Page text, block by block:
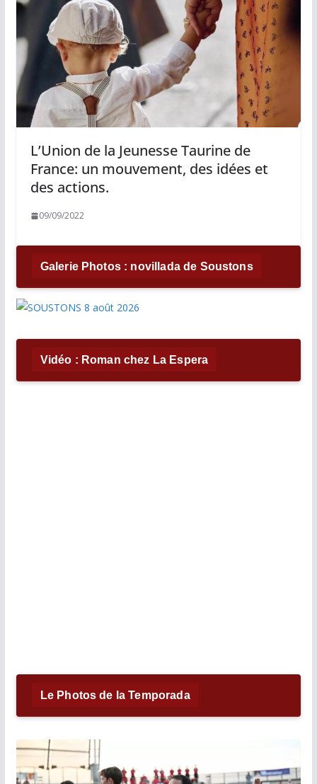
L’Union de la Jeunesse Taurine de
France: un mouvement, des idées et
des actions.
09/09/2022
Galerie Photos : novillada de Soustons
Vidéo : Roman chez La Espera
Le Photos de la Temporada